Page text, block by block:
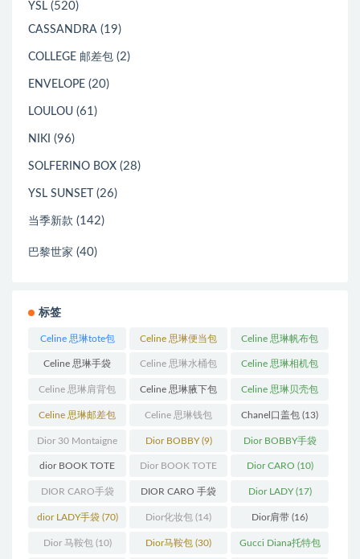
YSL (520)
CASSANDRA (19)
COLLEGE 邮差包 (2)
ENVELOPE (20)
LOULOU (61)
NIKI (96)
SOLFERINO BOX (28)
YSL SUNSET (26)
当季新款 (142)
巴黎世家 (40)
标签
Celine 思琳tote包
(23)
Celine 思琳便当包
(14)
Celine 思琳帆布包
(18)
Celine 思琳手袋
(250)
Celine 思琳水桶包
(55)
Celine 思琳相机包
(11)
Celine 思琳肩背包
(12)
Celine 思琳腋下包
(10)
Celine 思琳贝壳包
(12)
Celine 思琳邮差包
(13)
Celine 思琳钱包
(10)
Chanel口盖包 (13)
Dior 30 Montaigne
蒙田(31)
Dior BOBBY(9) Dior BOBBY手袋
(26)
dior BOOK TOTE
(12)
Dior BOOK TOTE
手袋(163)
Dior CARO (10)
DIOR CARO手袋
(11)
DIOR CARO 手袋
(31)
Dior LADY(17)
dior LADY手袋(70) Dior化妆包 (14) Dior肩带 (16)
Dior 马鞍包(10) Dior马鞍包 (30) Gucci Diana托特包